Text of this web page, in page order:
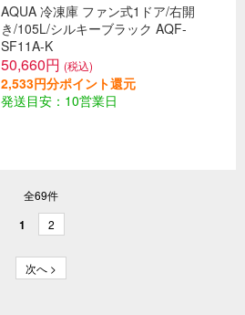
AQUA 冷凍庫 ファン式1ドア/右開
き/105L/シルキーブラック AQF-
SF11A-K
50,660円 (税込)
2,533円分ポイント還元
発送目安：10営業日
全69件
1 2
次へ >